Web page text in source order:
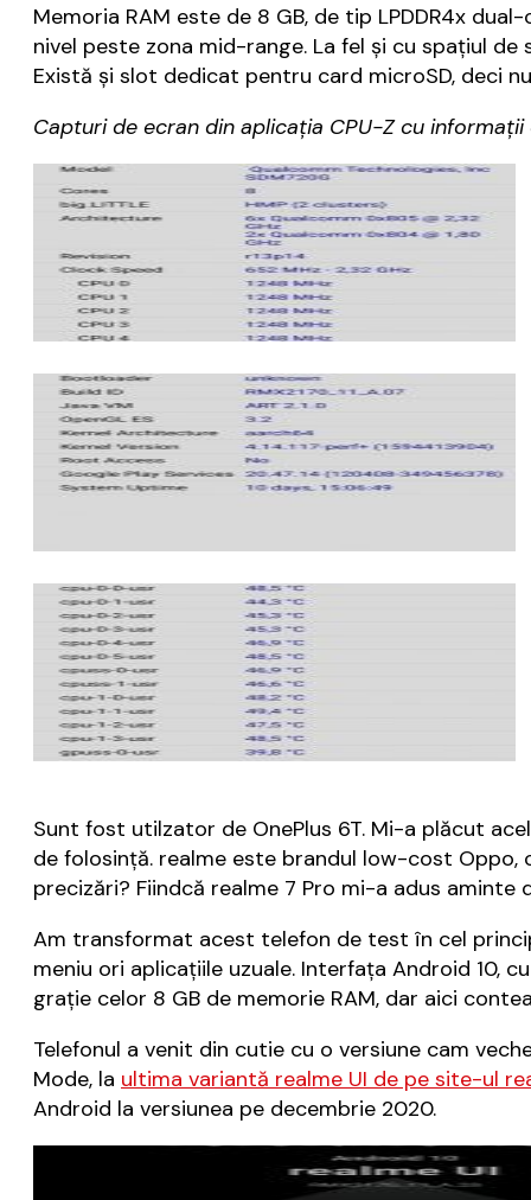
Memoria RAM este de 8 GB, de tip LPDDR4x
nivel peste zona mid-range. La fel și cu spațiul
Există și slot dedicat pentru card microSD, deci
Capturi de ecran din aplicația CPU-Z cu
Sunt fost utilzator de OnePlus 6T. Mi-a plăcut
de folosință. realme este brandul low-cost Oppo,
precizări? Fiindcă realme 7 Pro mi-a adus
Am transformat acest telefon de test în cel
meniu ori aplicațiile uzuale. Interfața Android 10,
grație celor 8 GB de memorie RAM, dar aici
Telefonul a venit din cutie cu o versiune cam
Mode, la ultima variantă realme UI de pe site-ul
Android la versiunea pe decembrie 2020.